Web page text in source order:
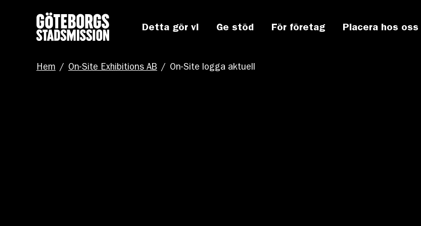
Detta gör vi Ge stöd För företag Placera hos oss
Hem / On-Site Exhibitions AB / On-Site logga aktuell